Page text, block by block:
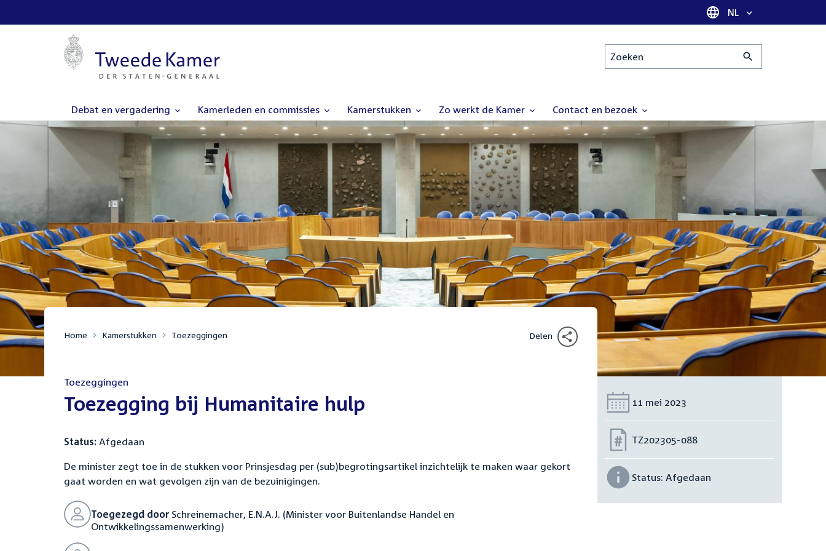
Taal selectie
NL
Zoeken
Debat en vergadering Kamerleden en commissies Kamerstukken Zo werkt de Kamer Contact en bezoek
Home Kamerstukken Toezeggingen Delen
Toezeggingen
:Toezegging bij Humanitaire hulp
Status: Afgedaan
De minister zegt toe in de stukken voor Prinsjesdag per (sub)begrotingsartikel inzichtelijk te maken waar gekort
gaat worden en wat gevolgen zijn van de bezuinigingen.
Toegezegd door Schreinemacher, E.N.A.J. (Minister voor Buitenlandse Handel en
Ontwikkelingssamenwerking)
Datum:
11 mei 2023
Nummer:
TZ202305-088
Status: Afgedaan